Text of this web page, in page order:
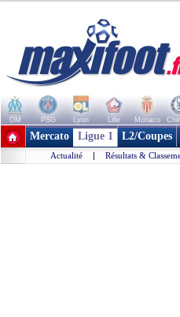
OM PSG Lyon Lille Monaco
+ de clubs
Mercato Ligue 1 L2/Coupes
Actualité | Résultats &